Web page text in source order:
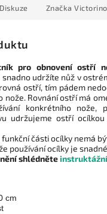
Diskuze Značka
pro obnovení ostří
udržíte nůž v
ostří, tím pádem
Rovnání ostří má
konkrétního
udržujeme ostří
části ocílky nemá
používání ocílky je
shlédněte
cm